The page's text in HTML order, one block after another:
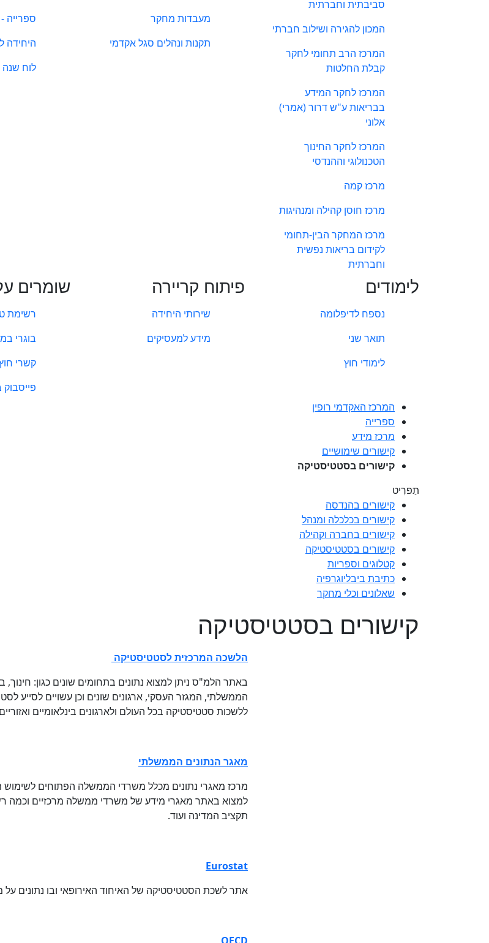
סביבתית וחברתית
המכון להגירה ושילוב חברתי
המרכז הרב תחומי לחקר
קבלת החלטות
המרכז לחקר המידע
בבריאות ע"ש דרור (אמרי)
אלוני
המרכז לחקר החינוך
הטכנולוגי וההנדסי
מרכז קמה
מרכז חוסן קהילה ומנהיגות
מרכז המחקר הבין-תחומי
לקידום בריאות נפשית
וחברתית
מעבדות מחקר
תקנות ונהלים סגל אקדמי
ספרייה
היחידה
לוח
לימודים
נספח לדיפלומה
תואר שני
לימודי חוץ
פיתוח קריירה
שירותי היחידה
מידע למעסיקים
שומרים
רשימת
בוגרי
קשרי
פייסבוק
המרכז האקדמי רופין
ספרייה
מרכז מידע
קישורים שימושיים
קישורים בסטטיסטיקה
תַפרִיט
קישורים בהנדסה
קישורים בכלכלה ומנהל
קישורים בחברה וקהילה
קישורים בסטטיסטיקה
קטלוגים וספריות
כתיבת ביבליוגרפיה
שאלונים וכלי מחקר
קישורים בסטטיסטיקה
הלשכה המרכזית לסטטיסטיקה
באתר הלמ"ס ניתן למצוא נתונים בתחומים שונים כגון: חינוך,
הממשלתי, המגזר העסקי, ארגונים שונים וכן עשויים לסייע
ללשכות סטטיסטיקה בכל העולם ולארגונים בינלאומיים
מאגר הנתונים הממשלתי
מרכז מאגרי נתונים מכלל משרדי הממשלה הפתוחים לשימוש
למצוא באתר מאגרי מידע של משרדי ממשלה מרכזיים וכמה
תקציב המדינה ועוד.
Eurostat
אתר לשכת הסטטיסטיקה של האיחוד האירופאי ובו נתונים על